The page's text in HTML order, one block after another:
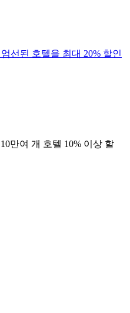
선된 호텔을 최대 20% 할인
만여 개 호텔 10% 이상 할